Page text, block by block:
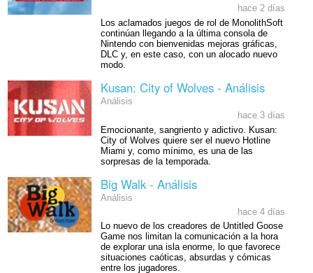
hace 2 días
Los aclamados juegos de rol de MonolithSoft
continúan llegando a la última consola de
Nintendo con bienvenidas mejoras gráficas,
DLC y, en este caso, con un alocado nuevo
modo.
Kusan: City of Wolves - Análisis
Análisis
hace 3 días
Emocionante, sangriento y adictivo. Kusan:
City of Wolves quiere ser el nuevo Hotline
Miami y, como mínimo, es una de las
sorpresas de la temporada.
Big Walk - Análisis
Análisis
hace 4 días
Lo nuevo de los creadores de Untitled Goose
Game nos limitan la comunicación a la hora
de explorar una isla enorme, lo que favorece
situaciones caóticas, absurdas y cómicas
entre los jugadores.